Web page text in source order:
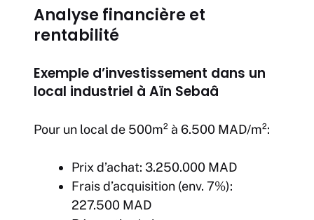
Analyse financière et
rentabilité
Exemple d’investissement dans un
local industriel à Aïn Sebaâ
Pour un local de 500m² à 6.500 MAD/m²:
Prix d’achat: 3.250.000 MAD
Frais d’acquisition (env. 7%):
227.500 MAD